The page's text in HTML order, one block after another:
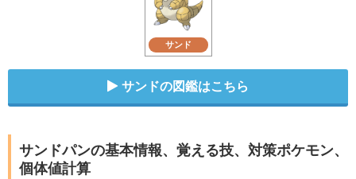
サンド
サンドの図鑑はこちら
サンドパンの基本情報、覚える技、対策ポケモン、
個体値計算